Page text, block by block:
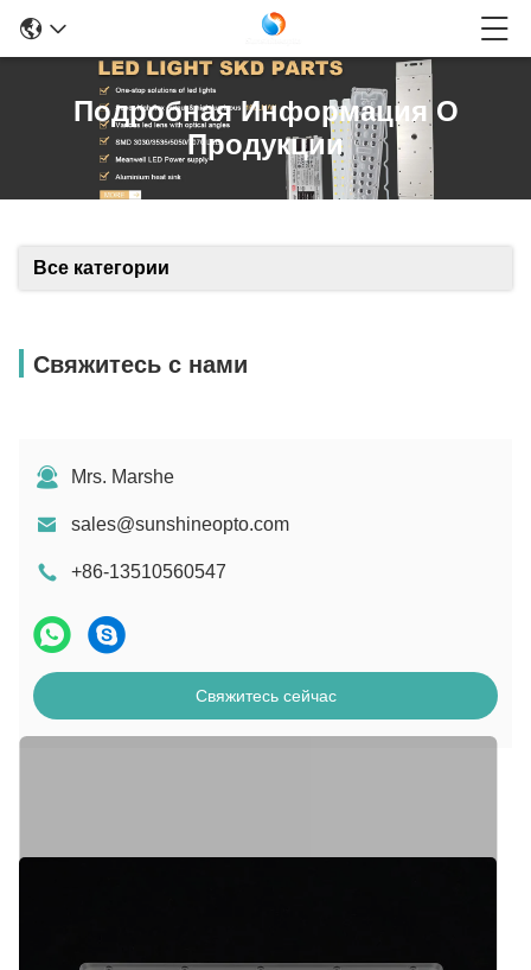
Подробная Информация О
Продукции
Все категории
Свяжитесь с нами
Mrs. Marshe
sales@sunshineopto.com
+86-13510560547
Свяжитесь сейчас